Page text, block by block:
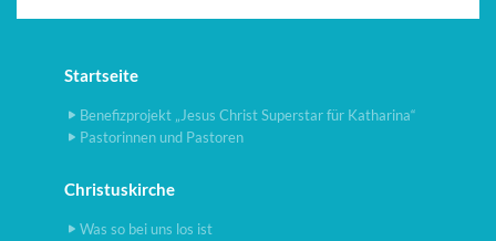
Startseite
Benefizprojekt „Jesus Christ Superstar für Katharina“
Pastorinnen und Pastoren
Christuskirche
Was so bei uns los ist